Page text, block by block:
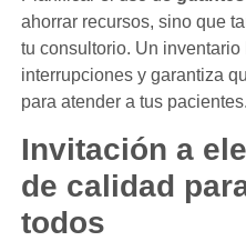
ahorrar recursos, sino que
tu consultorio. Un
interrupciones y garantiza
para atender a tus pacientes.
Invitación a
de calidad
todos